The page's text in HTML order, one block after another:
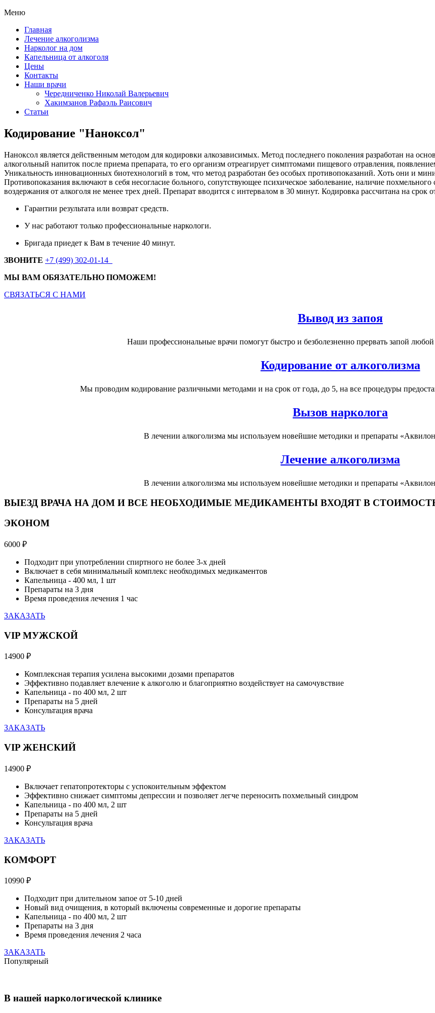
Меню
Главная
Лечение алкоголизма
Нарколог на дом
Капельница от алкоголя
Цены
Контакты
Наши врачи
Чередниченко Николай Валерьевич
Хакимзанов Рафаэль Раисович
Статьи
Кодирование "Наноксол"
Наноксол является действенным методом для кодировки алкозависимых. Метод последнего поколения разработан на
алкогольный напиток после приема препарата, то его организм отреагирует симптомами пищевого отравления,
Уникальность инновационных биотехнологий в том, что метод разработан без особых противопоказаний. Хоть они и
Противопоказания включают в себя несогласие больного, сопутствующее психическое заболевание, наличие
воздержания от алкоголя не менее трех дней. Препарат вводится с интервалом в 30 минут. Кодировка рассчитана на срок
Гарантии результата или возврат средств.
У нас работают только профессиональные наркологи.
Бригада приедет к Вам в течение 40 минут.
ЗВОНИТЕ +7 (499) 302-01-14
МЫ ВАМ ОБЯЗАТЕЛЬНО ПОМОЖЕМ!
СВЯЗАТЬСЯ С НАМИ
Вывод из запоя
Наши профессиональные врачи помогут быстро и безболезненно прервать запой
Кодирование от алкоголизма
Мы проводим кодирование различными методами и на срок от года, до 5, на все процедуры
Вызов нарколога
В лечении алкоголизма мы используем новейшие методики и препараты
Лечение алкоголизма
В лечении алкоголизма мы используем новейшие методики и препараты
ВЫЕЗД ВРАЧА НА ДОМ И ВСЕ НЕОБХОДИМЫЕ МЕДИКАМЕНТЫ ВХОДЯТ В
ЭКОНОМ
6000 ₽
Подходит при употреблении спиртного не более 3-х дней
Включает в себя минимальный комплекс необходимых медикаментов
Капельница - 400 мл, 1 шт
Препараты на 3 дня
Время проведения лечения 1 час
ЗАКАЗАТЬ
VIP МУЖСКОЙ
14900 ₽
Комплексная терапия усилена высокими дозами препаратов
Эффективно подавляет влечение к алкоголю и благоприятно воздействует на самочувствие
Капельница - по 400 мл, 2 шт
Препараты на 5 дней
Консультация врача
ЗАКАЗАТЬ
VIP ЖЕНСКИЙ
14900 ₽
Включает гепатопротекторы с успокоительным эффектом
Эффективно снижает симптомы депрессии и позволяет легче переносить похмельный синдром
Капельница - по 400 мл, 2 шт
Препараты на 5 дней
Консультация врача
ЗАКАЗАТЬ
КОМФОРТ
10990 ₽
Подходит при длительном запое от 5-10 дней
Новый вид очищения, в который включены современные и дорогие препараты
Капельница - по 400 мл, 2 шт
Препараты на 3 дня
Время проведения лечения 2 часа
ЗАКАЗАТЬ
Популярный
В нашей наркологической клинике